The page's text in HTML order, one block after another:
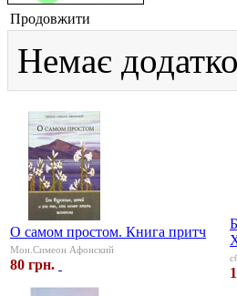
Продовжити
Немає
О самом простом. Книга притч
Мон.Симеон Афонский
80 грн.